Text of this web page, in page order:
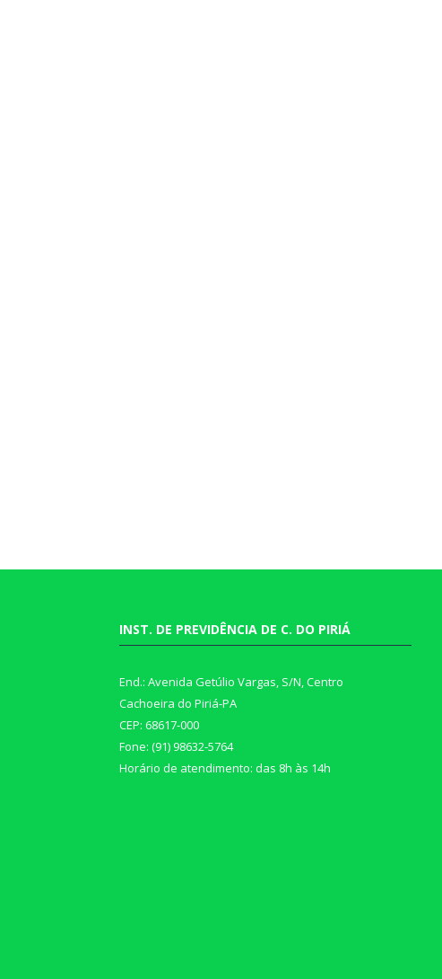
INST. DE PREVIDÊNCIA DE C. DO PIRIÁ
End.: Avenida Getúlio Vargas, S/N, Centro
Cachoeira do Piriá-PA
CEP: 68617-000
Fone: (91) 98632-5764
Horário de atendimento: das 8h às 14h